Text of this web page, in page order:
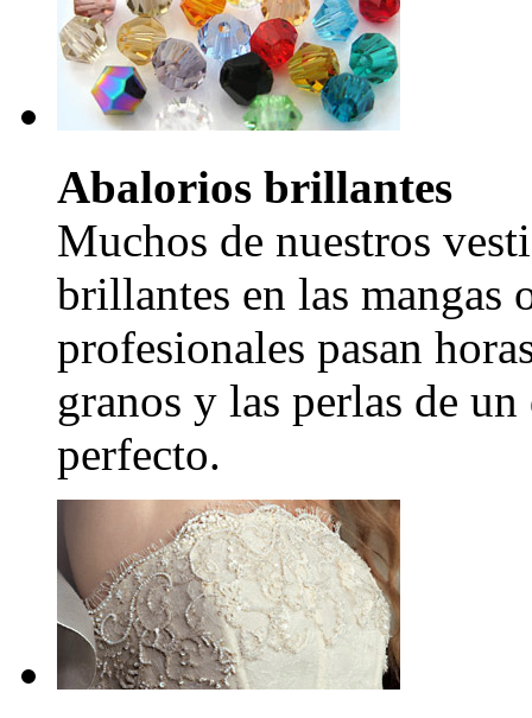
Abalorios brillantes
Muchos de nuestros
brillantes en las mangas
profesionales pasan
granos y las perlas de
perfecto.